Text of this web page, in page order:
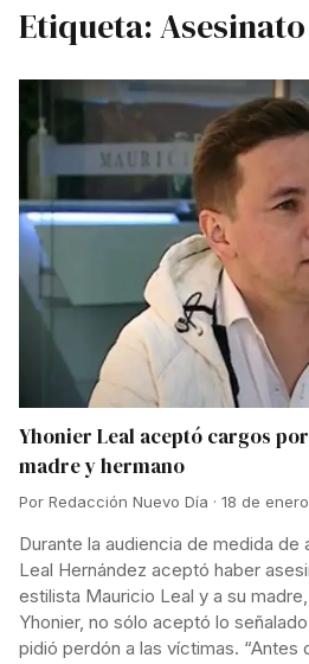
Etiqueta:Asesinato
Yhonier Leal aceptó cargos
madre y hermano
Por Redacción Nuevo Día · 18 de
Durante la audiencia de medida de
Leal Hernández aceptó haber
estilista Mauricio Leal y a su
Yhonier, no sólo aceptó lo
pidió perdón a las víctimas. “Antes